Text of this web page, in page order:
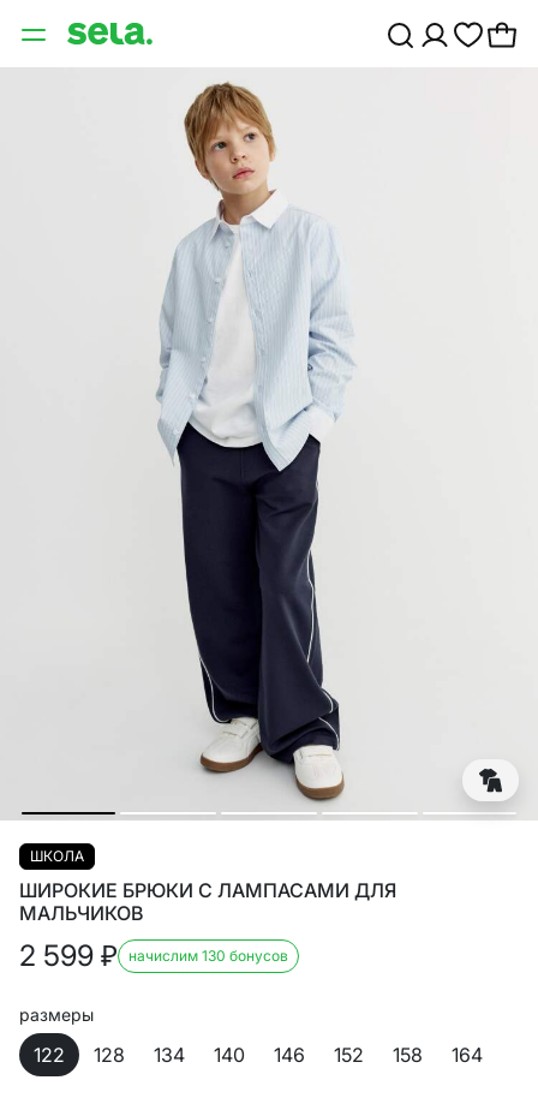
ШКОЛА
ШИРОКИЕ БРЮКИ С ЛАМПАСАМИ ДЛЯ
МАЛЬЧИКОВ
2 599 ₽ начислим 130 бонусов
размеры
122 128 134 140 146 152 158 164